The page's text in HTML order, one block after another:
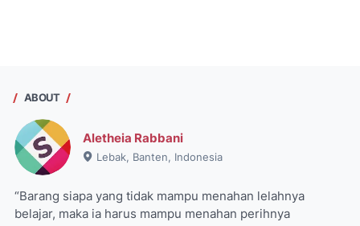
ABOUT
Aletheia Rabbani
Lebak, Banten, Indonesia
“Barang siapa yang tidak mampu menahan lelahnya
belajar, maka ia harus mampu menahan perihnya